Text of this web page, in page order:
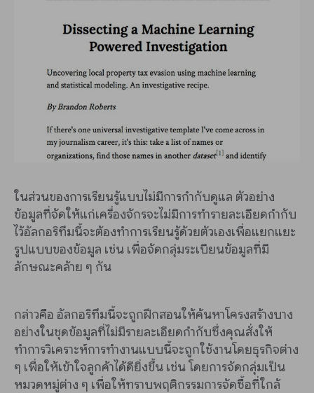
ในส่วนของการเรียนรู้แบบไม่มีการกำกับดูแล ตัวอย่าง
ข้อมูลที่จัดให้แก่เครื่องจักรจะไม่มีการทำรายละเอียดกำกับ
ไว้อัลกอริทึมนี้จะต้องทำการเรียนรู้ด้วยตัวเองเพื่อแยกแยะ
รูปแบบของข้อมูล เช่น เพื่อจัดกลุ่มระเบียนข้อมูลที่มี
ลักษณะคล้าย ๆ กัน
กล่าวคือ อัลกอริทึมนี้จะถูกฝึกสอนให้ค้นหาโครงสร้างบาง
อย่างในชุดข้อมูลที่ไม่มีรายละเอียดกำกับซึ่งคุณสั่งให้
ทำการวิเคราะห์การทำงานแบบนี้จะถูกใช้งานโดยธุรกิจต่าง
ๆ เพื่อให้เข้าใจลูกค้าได้ดียิ่งขึ้น เช่น โดยการจัดกลุ่มเป็น
หมวดหมู่ต่าง ๆ เพื่อให้ทราบพฤติกรรมการจัดซื้อที่ใกล้